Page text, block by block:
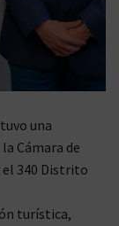
una
Cámara de
el 340 Distrito
turística,